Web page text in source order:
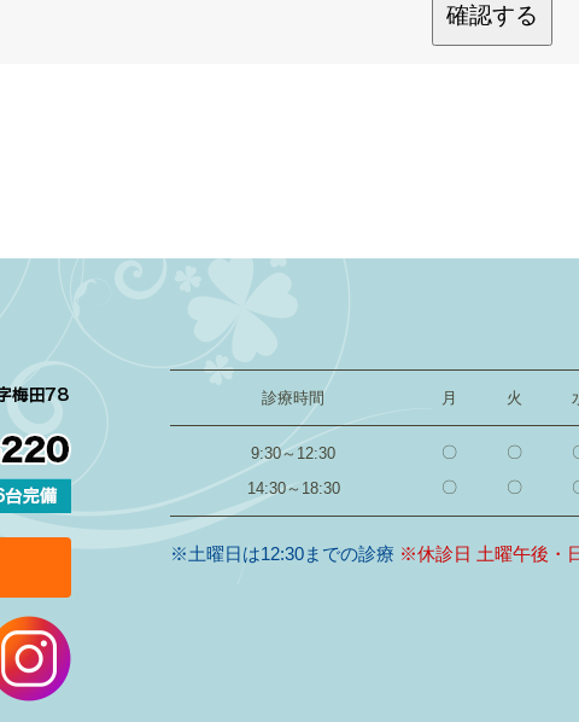
確認する
診療時間 月 火
9:30～12:30 〇 〇
14:30～18:30 〇 〇
※土曜日は12:30までの診療 ※休診日 土曜午後・